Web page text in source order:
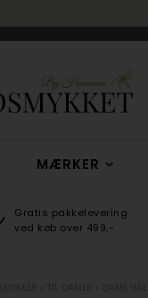
MÆRKER
Gratis pakkelevering
ved køb over 499,-